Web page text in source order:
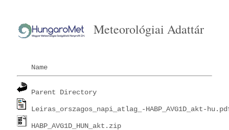
Meteorológiai Adattár
Name
Parent Directory
Leiras_orszagos_napi_atlag_-HABP_AVG1D_akt-
HABP_AVG1D_HUN_akt.zip